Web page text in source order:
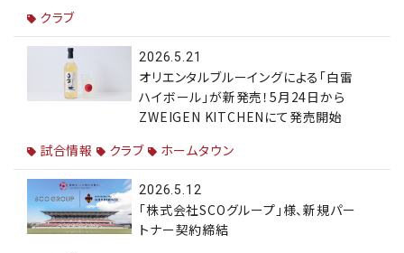
クラブ
2026.5.21
オリエンタルブルーイングによる「白雷
ハイボール」が新発売！5月24日から
ZWEIGEN KITCHENにて発売開始
試合情報
クラブ ホームタウン
2026.5.12
「株式会社SCOグループ」様、新規パー
トナー契約締結